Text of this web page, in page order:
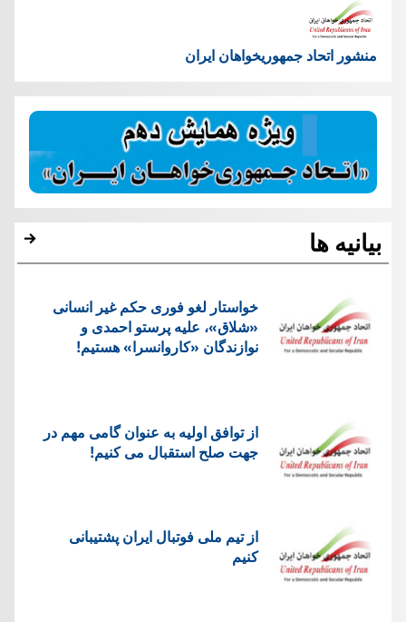
منشور اتحاد جمهوریخواهان ایران
بیانیه ها
خواستار لغو فوری حکم غیر انسانی
«شلاق»، علیه پرستو احمدی و
نوازندگان «کاروانسرا» هستیم!
از توافق اولیه به عنوان گامی مهم در
جهت صلح استقبال می کنیم!
از تیم ملی فوتبال ایران پشتیبانی
کنیم